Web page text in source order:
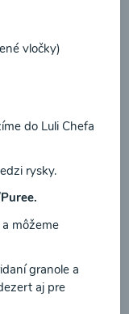
vločky)
do Luli Chefa
rysky.
môžeme
granole a
aj pre